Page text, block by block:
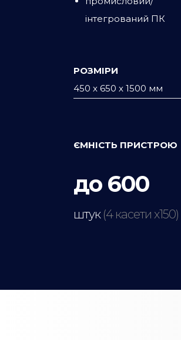
інтегрований ПК
РОЗМІРИ
450 х 650 х 1500 мм
ЄМНІСТЬ ПРИСТРОЮ
до 600
штук (4 касети х150)